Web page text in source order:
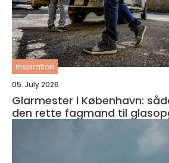
inspiration
05. July 2026
Glarmester i København:
den rette fagmand til